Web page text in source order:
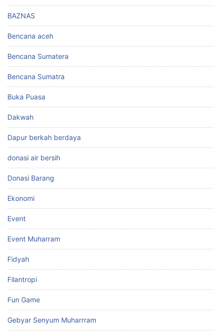
BAZNAS
Bencana aceh
Bencana Sumatera
Bencana Sumatra
Buka Puasa
Dakwah
Dapur berkah berdaya
donasi air bersih
Donasi Barang
Ekonomi
Event
Event Muharram
Fidyah
Filantropi
Fun Game
Gebyar Senyum Muharrram